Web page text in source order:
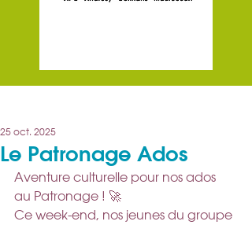
Le Patronage Ados
25 oct. 2025
Aventure culturelle pour nos ados
au Patronage ! 🚀
Ce week-end, nos jeunes du groupe